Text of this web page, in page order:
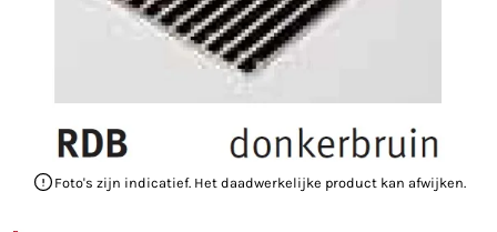
Foto's zijn indicatief. Het daadwerkelijke product kan afwijken.